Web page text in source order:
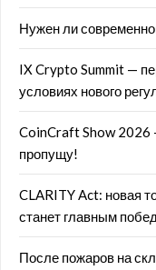
Нужен ли
IX Crypto Summit —
условиях нового
CoinCraft Show 2026
пропущу!
CLARITY Act: новая
станет главным
После пожаров на